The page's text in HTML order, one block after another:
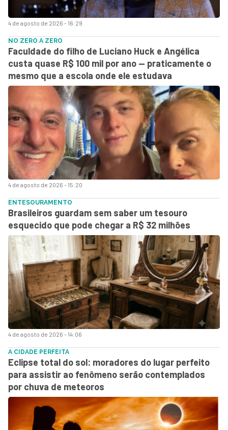
4 de agosto de 2026 - 16:29
4 de agosto de 2026 - 15:20
NO ZERO A ZERO
Faculdade do filho de Luciano Huck e Angélica
custa quase R$ 100 mil por ano — praticamente o
mesmo que a escola onde ele estudava
4 de agosto de 2026 - 14:06
ENTESOURAMENTO
Brasileiros guardam sem saber um tesouro
esquecido que pode chegar a R$ 32 milhões
A CIDADE PERFEITA
Eclipse total do sol: moradores do lugar perfeito
para assistir ao fenômeno serão contemplados
por chuva de meteoros